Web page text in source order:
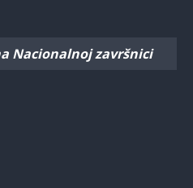
Nacionalnoj završnici